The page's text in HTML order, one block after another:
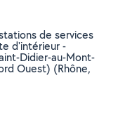
de services
d'intérieur -
Didier-au-Mont-
Ouest) (Rhône,